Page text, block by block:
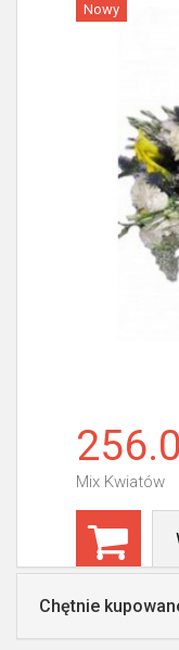
Nowy
Mix Kwiatów
Chętnie